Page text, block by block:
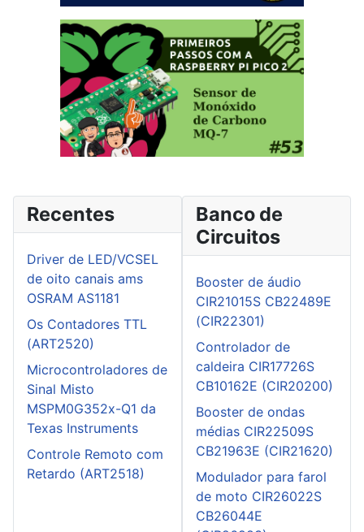
Recentes
Driver de LED/VCSEL
de oito canais ams
OSRAM AS1181
Os Contadores TTL
(ART2520)
Microcontroladores de
Sinal Misto
MSPM0G352x-Q1 da
Texas Instruments
Controle Remoto com
Retardo (ART2518)
Banco de
Circuitos
Booster de áudio
CIR21015S CB22489E
(CIR22301)
Controlador de
caldeira CIR17726S
CB10162E (CIR20200)
Booster de ondas
médias CIR22509S
CB21963E (CIR21620)
Modulador para farol
de moto CIR26022S
CB26044E